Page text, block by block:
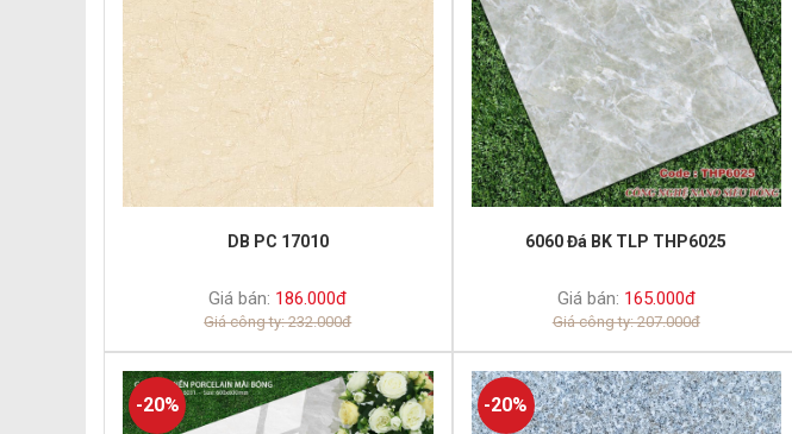
DB PC 17010
Giá bán: 186.000đ
Giá công ty: 232.000đ
6060 Đá BK TLP THP6025
Giá bán: 165.000đ
Giá công ty: 207.000đ
-20% -20%